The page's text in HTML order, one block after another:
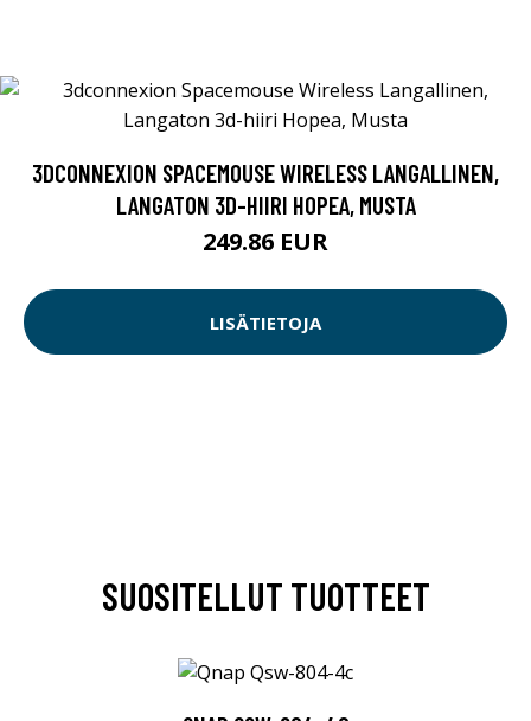
3DCONNEXION SPACEMOUSE WIRELESS LANGALLINEN,
LANGATON 3D-HIIRI HOPEA, MUSTA
249.86 EUR
LISÄTIETOJA
SUOSITELLUT TUOTTEET